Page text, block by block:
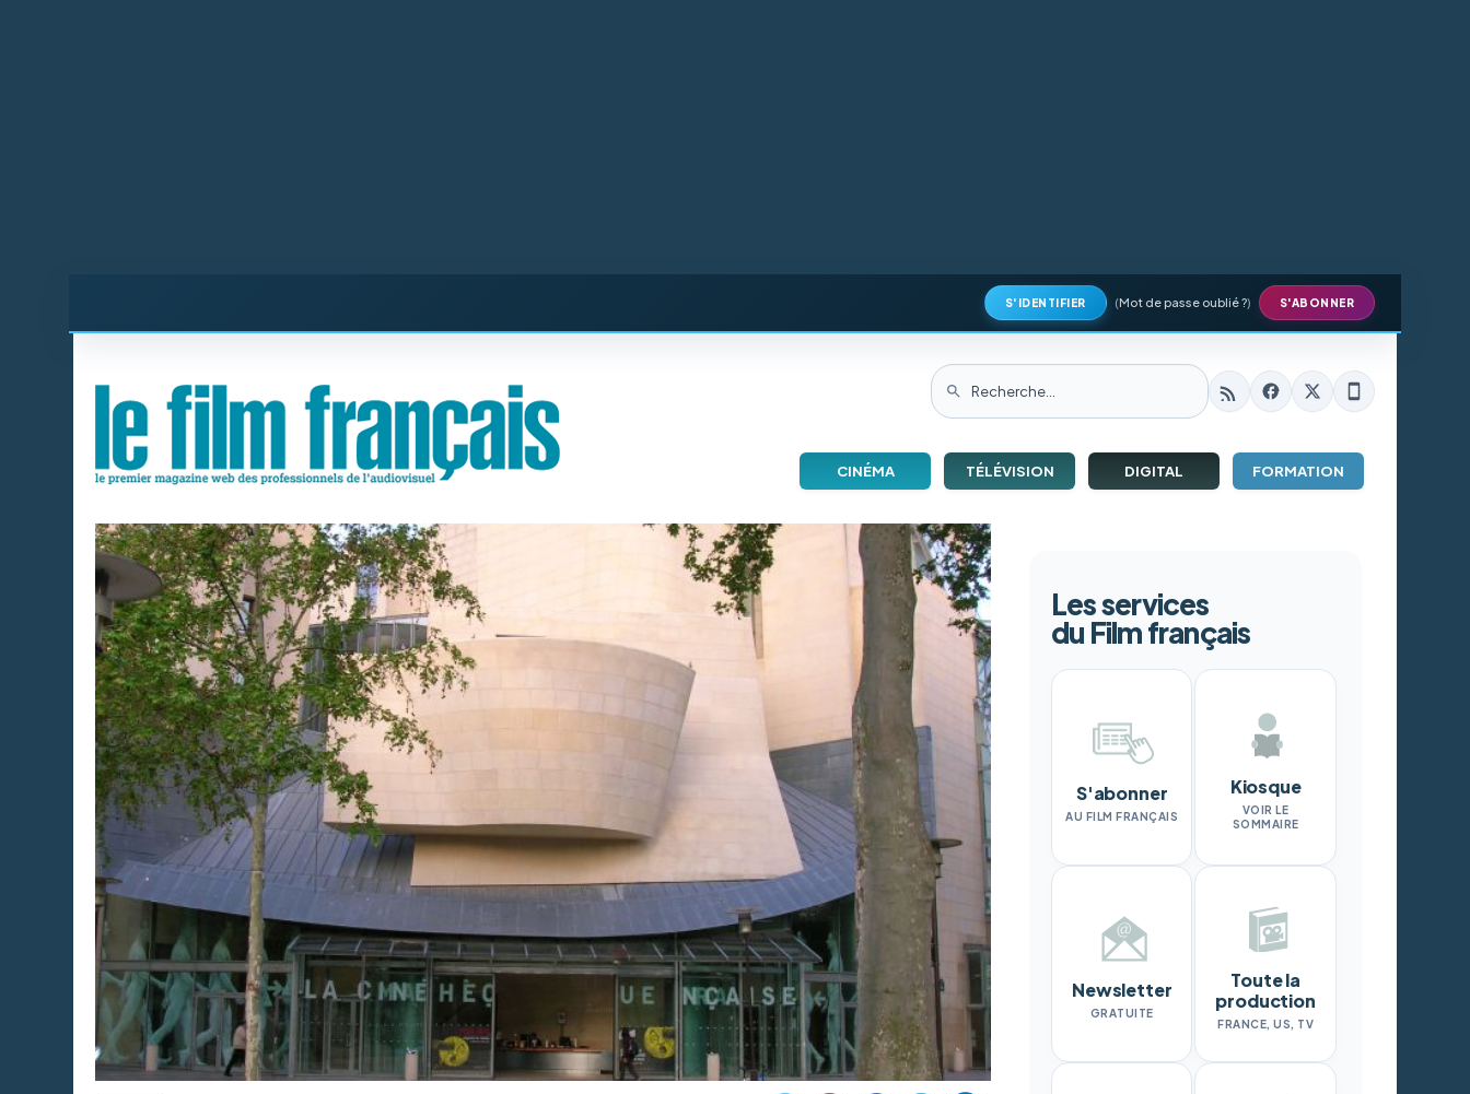
S'IDENTIFIER (Mot de passe oublié ?) S'ABONNER
CINÉMA TÉLÉVISION DIGITAL FORMATION
Les services
du Film français
S'abonner
AU FILM FRANÇAIS
Kiosque
VOIR LE
SOMMAIRE
Newsletter
GRATUITE
Toute la
production
FRANCE, US, TV